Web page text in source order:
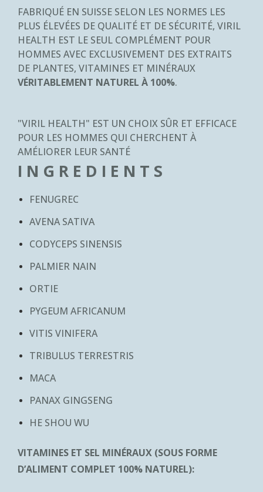
FABRIQUÉ EN SUISSE SELON LES NORMES LES
PLUS ÉLEVÉES DE QUALITÉ ET DE SÉCURITÉ, VIRIL
HEALTH EST LE SEUL COMPLÉMENT POUR
HOMMES AVEC EXCLUSIVEMENT DES EXTRAITS
DE PLANTES, VITAMINES ET MINÉRAUX
VÉRITABLEMENT NATUREL À 100%.
"VIRIL HEALTH" EST UN CHOIX SÛR ET EFFICACE
POUR LES HOMMES QUI CHERCHENT À
AMÉLIORER LEUR SANTÉ
I N G R E D I E N T S
FENUGREC
AVENA SATIVA
CODYCEPS SINENSIS
PALMIER NAIN
ORTIE
PYGEUM AFRICANUM
VITIS VINIFERA
TRIBULUS TERRESTRIS
MACA
PANAX GINGSENG
HE SHOU WU
VITAMINES ET SEL MINÉRAUX (SOUS FORME
D’ALIMENT COMPLET 100% NATUREL):